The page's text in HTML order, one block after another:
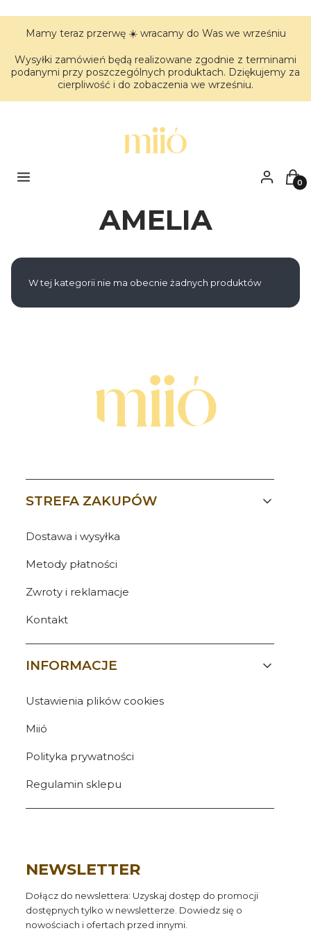
Mamy teraz przerwę ☀️ wracamy do Was we wrześniu
Wysyłki zamówień będą realizowane zgodnie z terminami
podanymi przy poszczególnych produktach. Dziękujemy za
cierpliwość i do zobaczenia we wrześniu.
Menu Zaloguj się
AMELIA
Lista produktów
W tej kategorii nie ma obecnie żadnych produktów
Linki w stopce
STREFA ZAKUPÓW
Dostawa i wysyłka
Metody płatności
Zwroty i reklamacje
Kontakt
INFORMACJE
Ustawienia plików cookies
Miió
Polityka prywatności
Regulamin sklepu
NEWSLETTER
Dołącz do newslettera: Uzyskaj dostęp do promocji
dostępnych tylko w newsletterze. Dowiedz się o
nowościach i ofertach przed innymi.